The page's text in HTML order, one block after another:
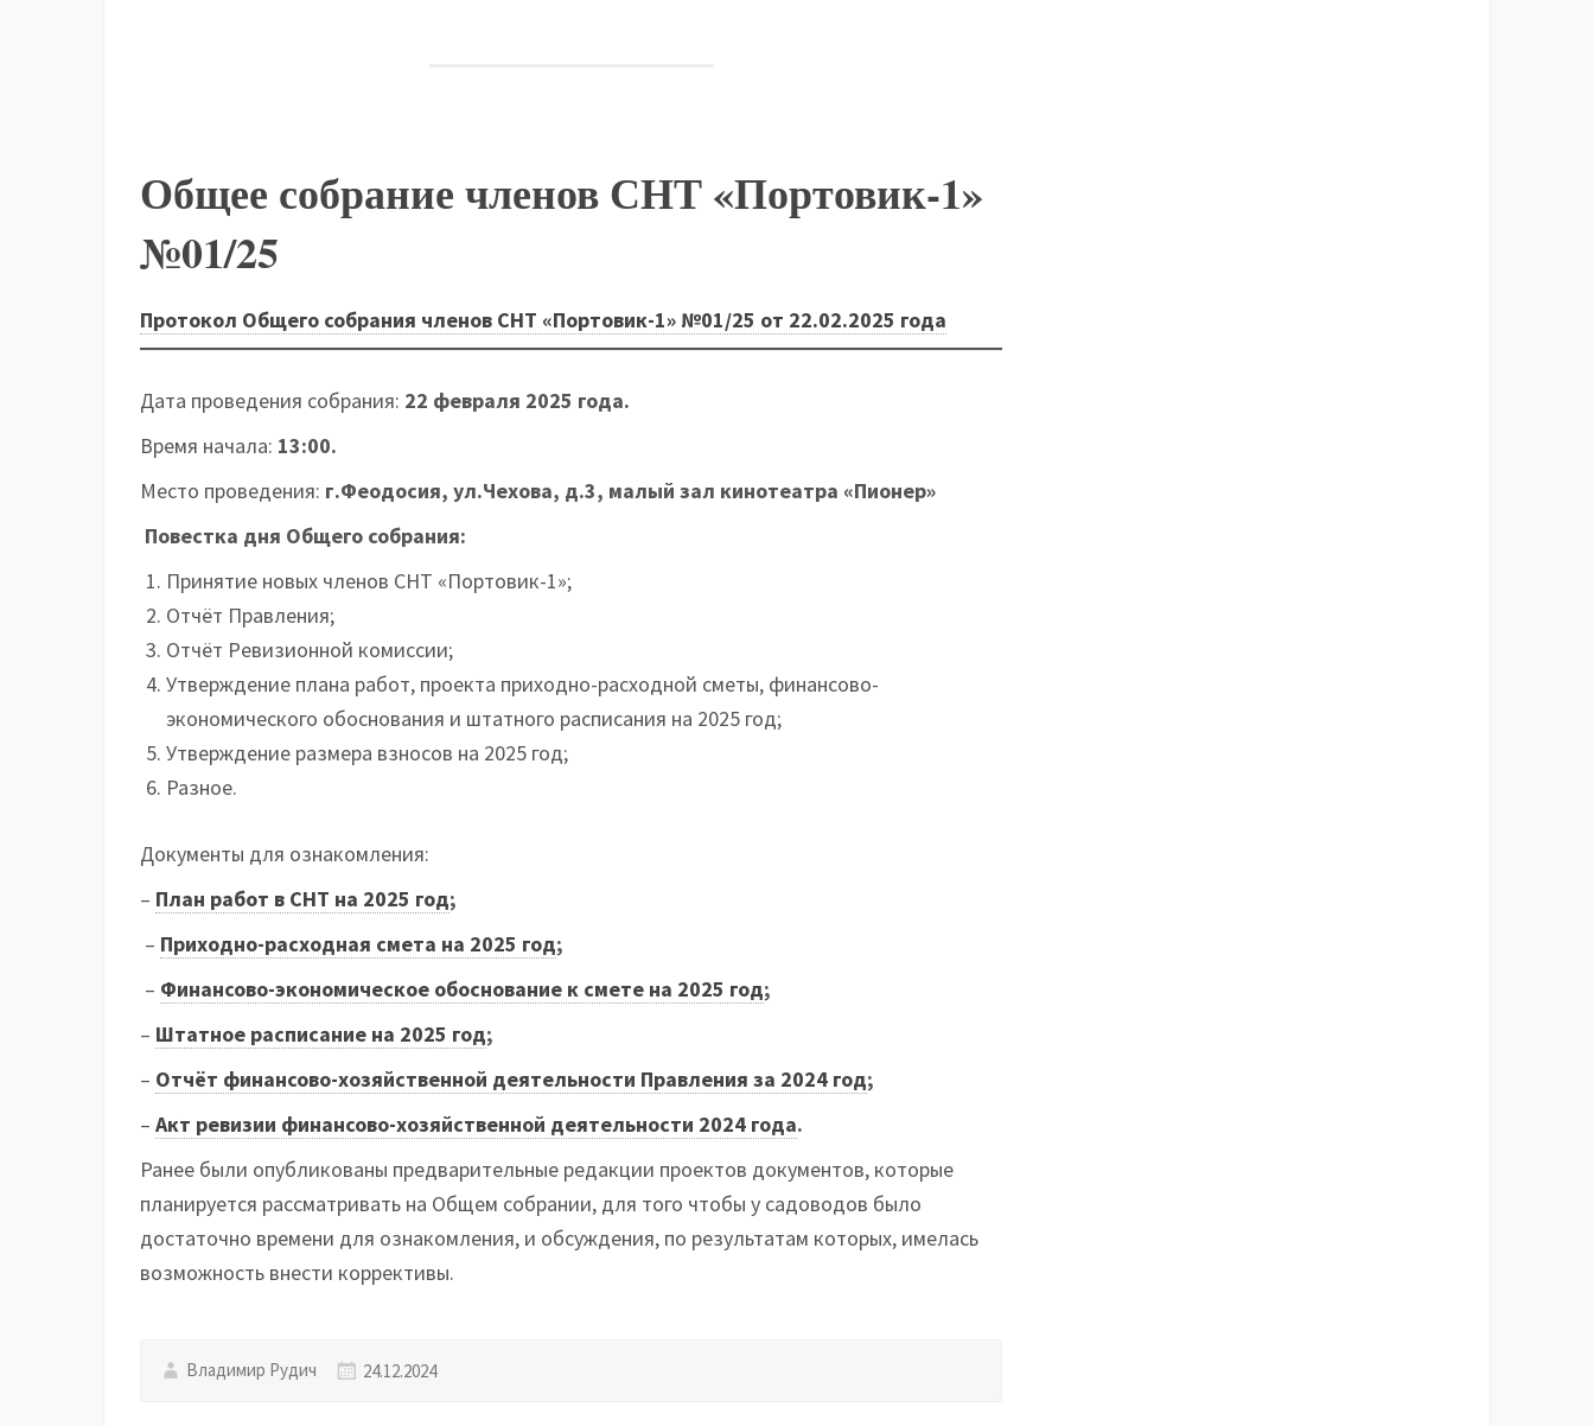
Общее собрание членов СНТ «Портовик-1»
№01/25
Протокол Общего собрания членов СНТ «Портовик-1» №01/25 от 22.02.2025 года
Дата проведения собрания: 22 февраля 2025 года.
Время начала: 13:00.
Место проведения: г.Феодосия, ул.Чехова, д.3, малый зал кинотеатра «Пионер»
Повестка дня Общего собрания:
Принятие новых членов СНТ «Портовик-1»;
Отчёт Правления;
Отчёт Ревизионной комиссии;
Утверждение плана работ, проекта приходно-расходной сметы, финансово-
экономического обоснования и штатного расписания на 2025 год;
Утверждение размера взносов на 2025 год;
Разное.
Документы для ознакомления:
– План работ в СНТ на 2025 год;
– Приходно-расходная смета на 2025 год;
– Финансово-экономическое обоснование к смете на 2025 год;
– Штатное расписание на 2025 год;
– Отчёт финансово-хозяйственной деятельности Правления за 2024 год;
– Акт ревизии финансово-хозяйственной деятельности 2024 года.
Ранее были опубликованы предварительные редакции проектов документов, которые
планируется рассматривать на Общем собрании, для того чтобы у садоводов было
достаточно времени для ознакомления, и обсуждения, по результатам которых, имелась
возможность внести коррективы.
Владимир Рудич 24.12.2024